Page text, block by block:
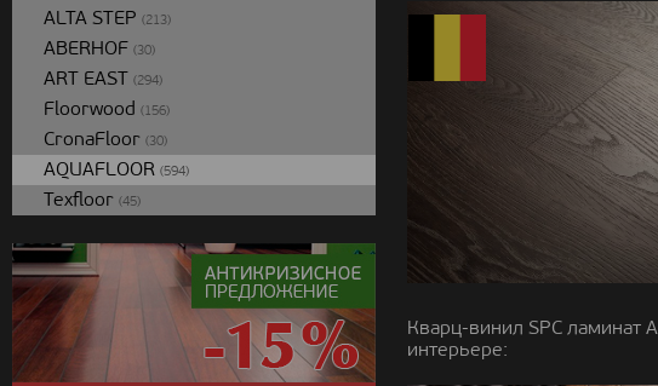
Кварц-винил SPC ламинат
интерьере:
ALTA STEP (213)
ABERHOF (30)
ART EAST (294)
Floorwood (156)
CronaFloor (30)
AQUAFLOOR (594)
Texfloor (45)